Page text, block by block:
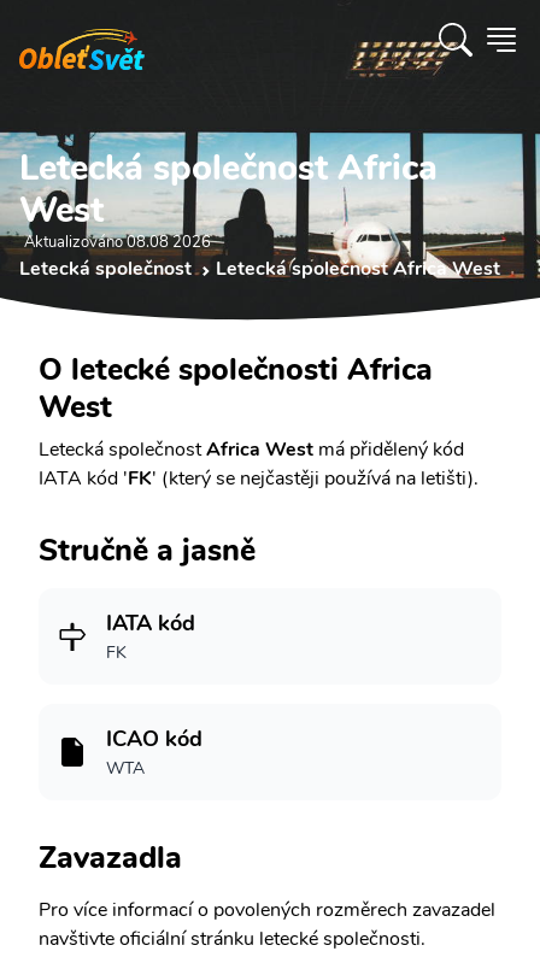
Letecká společnost Africa
West
Aktualizováno 08.08 2026
Letecká společnost Letecká společnost Africa West
O letecké společnosti Africa
West
Letecká společnostAfrica West má přidělený kód
IATA kód 'FK' (který se nejčastěji používá na letišti).
Stručně a jasně
IATA kód
FK
ICAO kód
WTA
Zavazadla
Pro více informací o povolených rozměrech zavazadel
navštivte oficiální stránku letecké společnosti.